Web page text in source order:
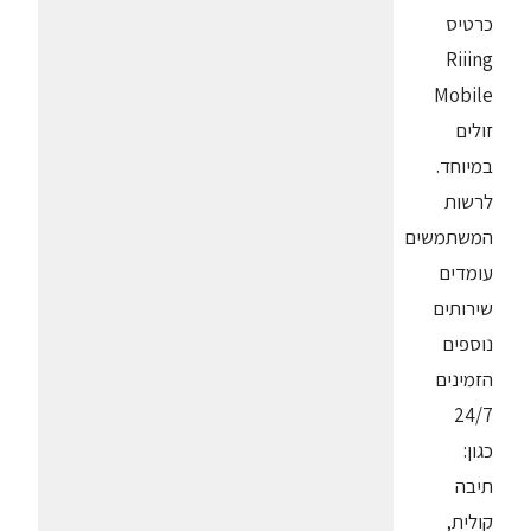
כרטיס
Riiing
Mobile
זולים
במיוחד.
לרשות
המשתמשים
עומדים
שירותים
נוספים
הזמינים
24/7
כגון:
תיבה
קולית,